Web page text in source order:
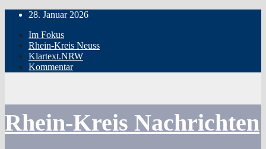
Zum
springen
28. Januar 2026
Im Fokus
Rhein-Kreis Neuss
Klartext.NRW
Kommentar
Rhein-Kreis Nachrichten